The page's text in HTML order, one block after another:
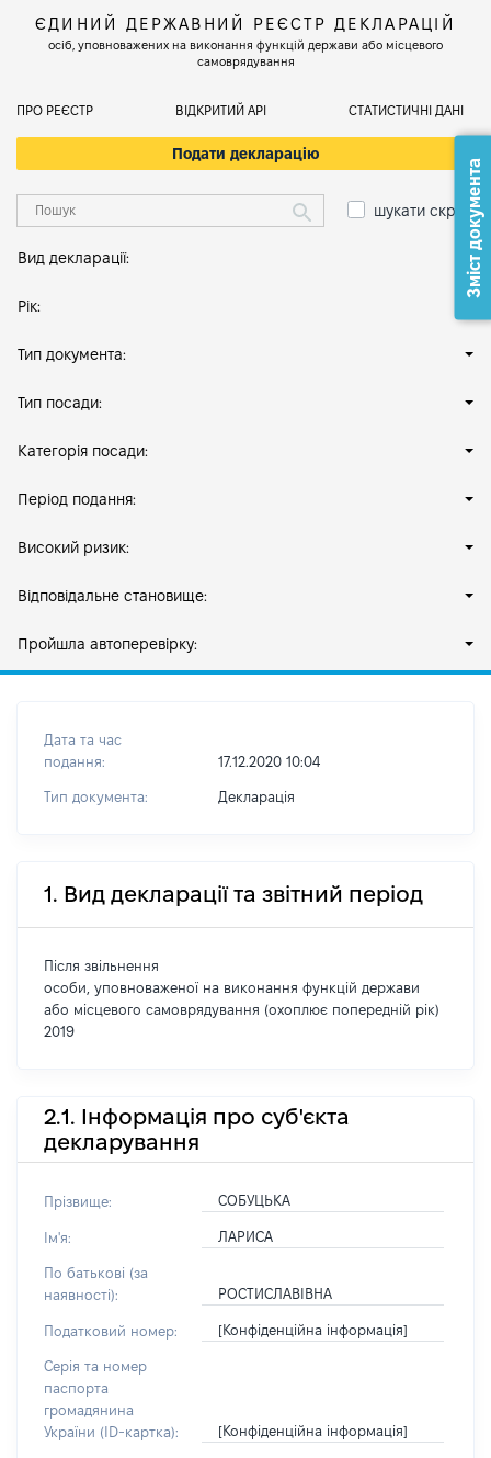
ЄДИНИЙ ДЕРЖАВНИЙ РЕЄСТР ДЕКЛАРАЦІЙ
осіб, уповноважених на виконання функцій держави або місцевого
самоврядування
ПРО РЕЄСТР ВІДКРИТИЙ АРІ СТАТИСТИЧНІ ДАНІ
Подати декларацію
шукати скрізь
Вид декларації:
Рік:
Тип документа:
Тип посади:
Категорія посади:
Період подання:
Високий ризик:
Відповідальне становище:
Пройшла автоперевірку:
Дата та час
подання:
17.12.2020 10:04
Тип документа: Декларація
1. Вид декларації та звітний період
Після звільнення
особи, уповноваженої на виконання функцій держави
або місцевого самоврядування (охоплює попередній рік)
2019
2.1. Інформація про суб'єкта
декларування
Прізвище: СОБУЦЬКА
Ім'я: ЛАРИСА
По батькові (за
наявності):
РОСТИСЛАВІВНА
Податковий номер: [Конфіденційна інформація]
Серія та номер
паспорта
громадянина
України (ID-картка):
[Конфіденційна інформація]
Зміст документа